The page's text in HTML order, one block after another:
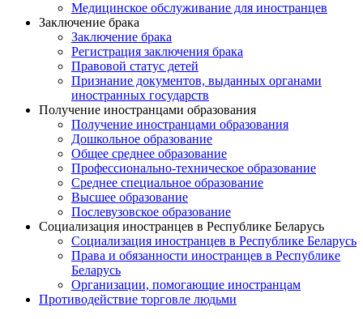
Медицинское обслуживание для иностранцев
Заключение брака
Заключение брака
Регистрация заключения брака
Правовой статус детей
Признание документов, выданных органами
иностранных государств
Получение иностранцами образования
Получение иностранцами образования
Дошкольное образование
Общее среднее образование
Профессионально-техническое образование
Среднее специальное образование
Высшее образование
Послевузовское образование
Социализация иностранцев в Республике Беларусь
Социализация иностранцев в Республике Беларусь
Права и обязанности иностранцев в Республике
Беларусь
Oрганизации, помогающие иностранцам
Противодействие торговле людьми